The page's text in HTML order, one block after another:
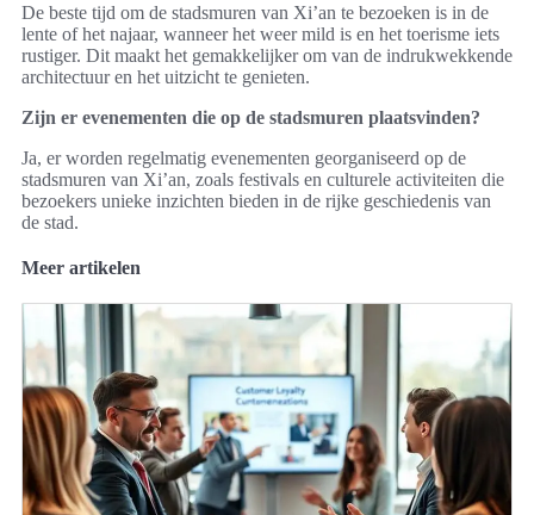
De beste tijd om de stadsmuren van Xi’an te bezoeken is in de
lente of het najaar, wanneer het weer mild is en het toerisme iets
rustiger. Dit maakt het gemakkelijker om van de indrukwekkende
architectuur en het uitzicht te genieten.
Zijn er evenementen die op de stadsmuren plaatsvinden?
Ja, er worden regelmatig evenementen georganiseerd op de
stadsmuren van Xi’an, zoals festivals en culturele activiteiten die
bezoekers unieke inzichten bieden in de rijke geschiedenis van
de stad.
Meer artikelen